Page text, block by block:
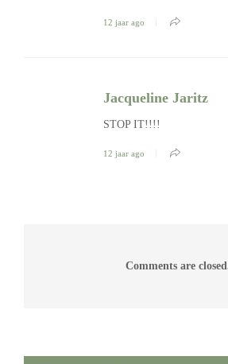
12 jaar ago
Jacqueline Jaritz
STOP IT!!!!
12 jaar ago
Comments are